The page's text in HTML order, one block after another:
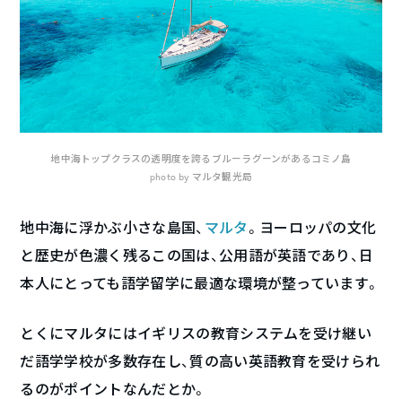
地中海トップクラスの透明度を誇るブルーラグーンがあるコミノ島
photo by マルタ観光局
地中海に浮かぶ小さな島国、 マルタ。ヨーロッパの文化
と歴史が色濃く残るこの国は、公用語が英語であり、日
本人にとっても語学留学に最適な環境が整っています。
とくにマルタにはイギリスの教育システムを受け継い
だ語学学校が多数存在し、質の高い英語教育を受けられ
るのがポイントなんだとか。